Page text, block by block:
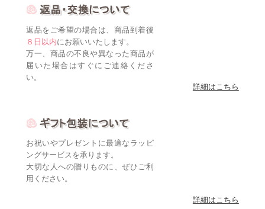
返品をご希望の場合は、商品到着後
８日以内にお願いいたします。
万一、商品の不良や異なった商品が
届いた場合はすぐにご連絡くださ
い。
詳細はこちら
お祝いやプレゼントに最適なラッピ
ングサービスを承ります。
大切な人への贈りものに、ぜひご利
用ください。
詳細はこちら